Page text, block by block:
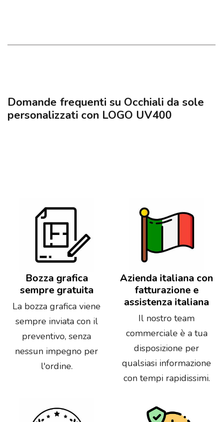
Domande frequenti su Occhiali da sole
personalizzati con LOGO UV400
Bozza grafica
sempre gratuita
La bozza grafica viene
sempre inviata con il
preventivo, senza
nessun impegno per
l'ordine.
Azienda italiana con
fatturazione e
assistenza italiana
Il nostro team
commerciale è a tua
disposizione per
qualsiasi informazione
con tempi rapidissimi.